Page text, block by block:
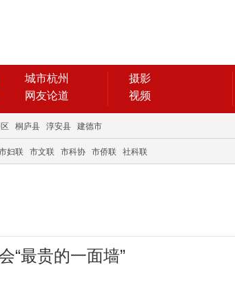
城市杭州
网友论道
摄影
视频
桐庐县 淳安县 建德市
妇联 市文联 市科协 市侨联 社科联
“最贵的一面墙”